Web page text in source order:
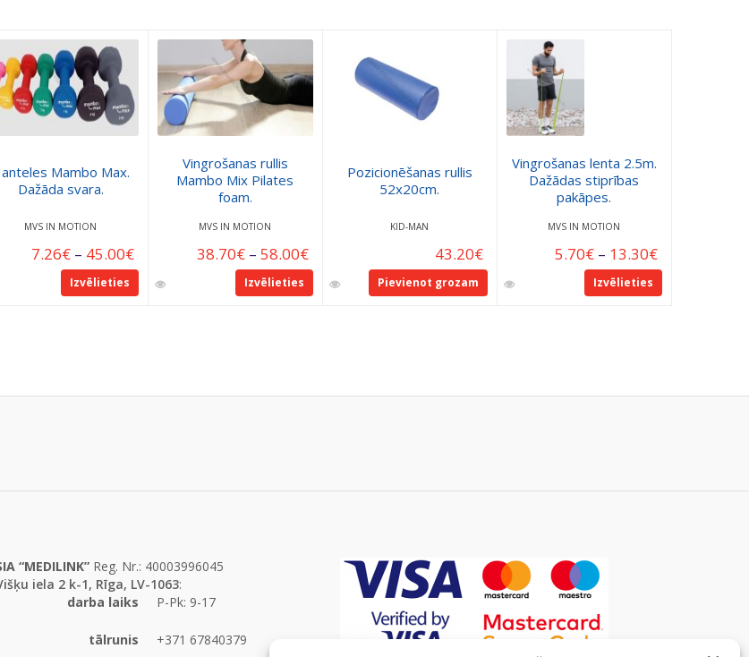
Mambo Max.
Dažāda svara.
MVS IN MOTION
7.26€– 45.00€
Izvēlieties
Vingrošanas rullis
Mambo Mix Pilates
foam.
MVS IN MOTION
38.70€– 58.00€
Izvēlieties
Pozicionēšanas rullis
52x20cm.
KID-MAN
43.20€
Pievienot grozam
Vingrošanas lenta 2.5m.
Dažādas stiprības
pakāpes.
MVS IN MOTION
5.70€– 13.30€
Izvēlieties
“MEDILINK” Reg. Nr.: 40003996045
iela 2 k-1, Rīga, LV-1063:
darba laiks
P-Pk: 9-17
tālrunis +371 67840379